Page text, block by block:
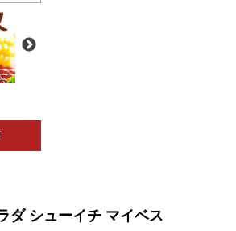
ダ シューイチ マイベス